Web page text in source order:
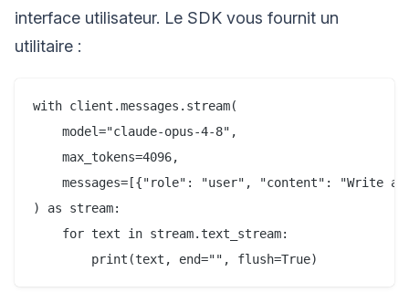
interface utilisateur. Le SDK vous fournit un
utilitaire :
with client.messages.stream(
    model="claude-opus-4-8",
    max_tokens=4096,
messages=[{"role": "user", "content": "Write a
) as stream:
    for text in stream.text_stream: